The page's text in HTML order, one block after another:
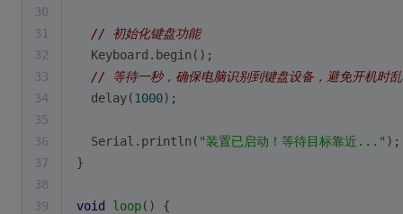
30
31
// 初始化键盘功能
32
  Keyboard.
begin ();
33
// 等待一秒，确保电脑识别到键盘设备，避免开机时
34
delay(1000);
35
36
  Serial.
println ( "装置已启动！等待目标靠近..." );
37
}
38
39
void loop()
{